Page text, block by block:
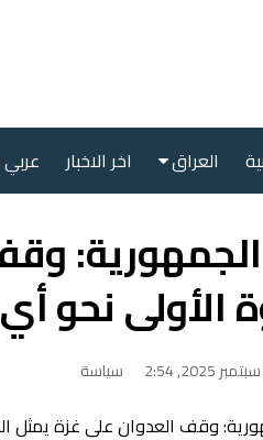
العراق
سياسة
محليات
اخر الاخبار
الأولى نحو
سياسة